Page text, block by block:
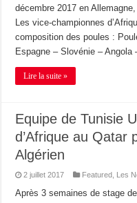
décembre 2017 en
Les vice-championnes
composition des poules :
Espagne – Slovénie – Angola
Lire la suite »
Equipe de Tunisie
d’Afrique au Qatar
Algérien
2 juillet 2017 Featured Les
Après 3 semaines de stage